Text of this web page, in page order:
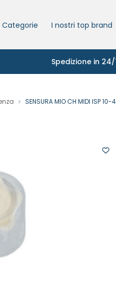
Categorie I nostri top brand
Spedizione in
SENSURA MIO CH MIDI ISP 10-